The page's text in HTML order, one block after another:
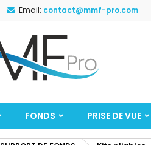
Email: contact@mmf-pro.com
FONDS PRISE DE VUE